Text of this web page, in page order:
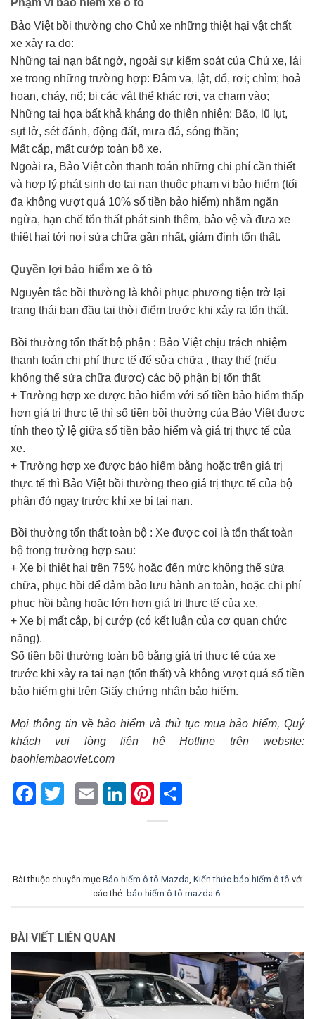
Phạm vi bảo hiểm xe ô tô
Bảo Việt bồi thường cho Chủ xe những thiệt hại vật chất
xe xảy ra do:
Những tai nạn bất ngờ, ngoài sự kiểm soát của Chủ xe, lái
xe trong những trường hợp: Đâm va, lật, đổ, rơi; chìm; hoả
hoạn, cháy, nổ; bị các vật thể khác rơi, va chạm vào;
Những tai họa bất khả kháng do thiên nhiên: Bão, lũ lụt,
sụt lở, sét đánh, động đất, mưa đá, sóng thần;
Mất cắp, mất cướp toàn bộ xe.
Ngoài ra, Bảo Việt còn thanh toán những chi phí cần thiết
và hợp lý phát sinh do tai nạn thuộc phạm vi bảo hiểm (tối
đa không vượt quá 10% số tiền bảo hiểm) nhằm ngăn
ngừa, hạn chế tổn thất phát sinh thêm, bảo vệ và đưa xe
thiệt hại tới nơi sửa chữa gần nhất, giám định tổn thất.
Quyền lợi bảo hiểm xe ô tô
Nguyên tắc bồi thường là khôi phục phương tiện trở lại
trạng thái ban đầu tại thời điểm trước khi xảy ra tổn thất.
Bồi thường tổn thất bộ phận : Bảo Việt chịu trách nhiệm
thanh toán chi phí thực tế để sửa chữa , thay thế (nếu
không thể sửa chữa được) các bộ phận bị tổn thất
+ Trường hợp xe được bảo hiểm với số tiền bảo hiểm thấp
hơn giá trị thực tế thì số tiền bồi thường của Bảo Việt được
tính theo tỷ lệ giữa số tiền bảo hiểm và giá trị thực tế của
xe.
+ Trường hợp xe được bảo hiểm bằng hoặc trên giá trị
thực tế thì Bảo Việt bồi thường theo giá trị thực tế của bộ
phận đó ngay trước khi xe bị tai nạn.
Bồi thường tổn thất toàn bộ : Xe được coi là tổn thất toàn
bộ trong trường hợp sau:
+ Xe bị thiệt hại trên 75% hoặc đến mức không thể sửa
chữa, phục hồi để đảm bảo lưu hành an toàn, hoặc chi phí
phục hồi bằng hoặc lớn hơn giá trị thực tế của xe.
+ Xe bị mất cắp, bị cướp (có kết luận của cơ quan chức
năng).
Số tiền bồi thường toàn bộ bằng giá trị thực tế của xe
trước khi xảy ra tai nạn (tổn thất) và không vượt quá số tiền
bảo hiểm ghi trên Giấy chứng nhận bảo hiểm.
Mọi thông tin về bảo hiểm và thủ tục mua bảo hiểm, Quý
khách vui lòng liên hệ Hotline trên website:
baohiembaoviet.com
Facebook
Twitter
EmailLinkedIn
Pinterest
Bài thuộc chuyên mục Bảo hiểm ô tô Mazda, Kiến thức bảo hiểm ô tô với
các thẻ: bảo hiểm ô tô mazda 6.
BÀI VIẾT LIÊN QUAN